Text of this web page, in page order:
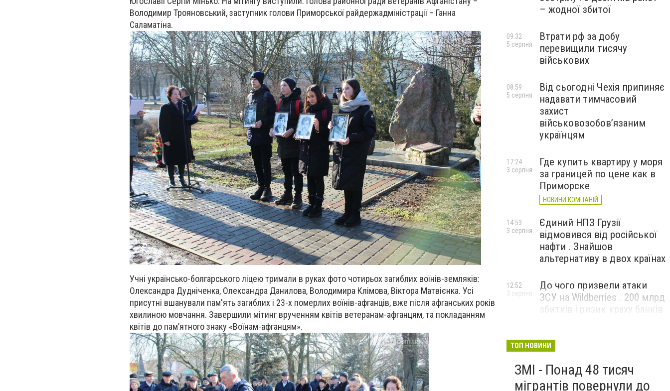
Володимир Трояновський, заступник голови Приморської райдержадміністрації – Ганна
Саламатіна.
Учні українсько-болгарського ліцею тримали в руках фото чотирьох загиблих воїнів-земляків:
Олександра Дудніченка, Олександра Данилова, Володимира Клімова, Віктора Матвієнка. Усі
присутні вшанували пам'ять загиблих і 23-х померлих воїнів-афганців, вже після афганських років
хвилиною мовчання. Завершили мітинг врученням квітів ветеранам-афганцям, та покладанням
квітів до пам’ятного знаку «Воїнам-афганцям».
– жодної збитої
Втрати рф за добу
перевищили тисячу
військових
09:32
5 серпня
Від сьогодні Чехія припиняє
надавати тимчасовий
захист
військовозобов’язаним
українцям
08:59
5 серпня
Где купить квартиру у моря
за границей по цене как в
Приморске
НОВИНИ КОМПАНІЙ
17:24
3 серпня
Єдиний НПЗ Грузії
відмовився від російської
нафти . Знайшов
альтернативу в двох країнах
14:53
3 серпня
До чого призвели атаки
ЗСУ на Wildberries . 200 млрд
збитків і ризик краху банків
12:52
3 серпня
ТОП НОВИНИ
ЗМІ - Понад 48 тисяч
мігрантів повернули до